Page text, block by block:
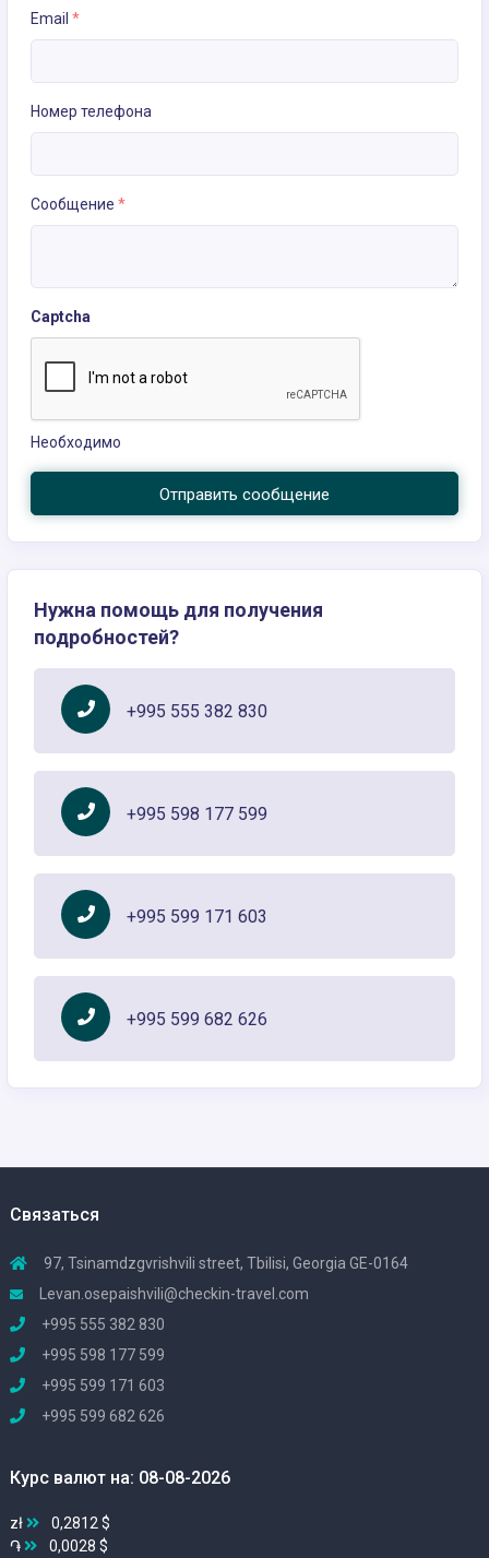
Email *
Номер телефона
Сообщение *
Captcha
Необходимо
Отправить сообщение
Нужна помощь для получения
подробностей?
+995 555 382 830
+995 598 177 599
+995 599 171 603
+995 599 682 626
Связаться
97, Tsinamdzgvrishvili street, Tbilisi, Georgia GE-0164
Levan.osepaishvili@checkin-travel.com
+995 555 382 830
+995 598 177 599
+995 599 171 603
+995 599 682 626
Курс валют на: 08-08-2026
zł
0,2812 $
֏
0,0028 $